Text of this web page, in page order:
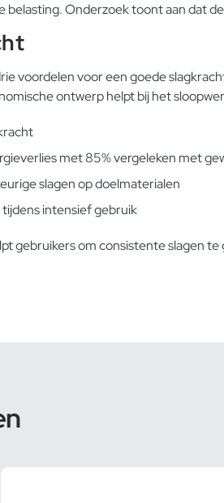
belasting. Onderzoek toont aan dat
voordelen voor een goede
ontwerp helpt bij het
met 85% vergeleken met
slagen op doelmaterialen
intensief gebruik
gebruikers om consistente slagen